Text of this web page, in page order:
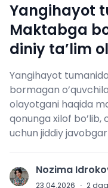
Yangihayot
Maktabga
diniy ta’lim
Yangihayot
bormagan
olayotgani haqida
qonunga xilof
uchun jiddiy
N Nozima
23.04.2026 · 2